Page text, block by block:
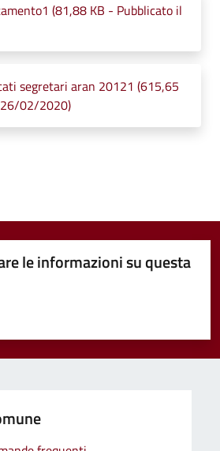
(81,88 KB - Pubblicato il
segretari aran 20121 (615,65
02/2020)
le informazioni su questa
5 stelle su 5
su 5
su 5
5